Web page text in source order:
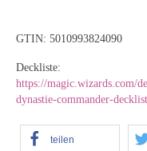
GTIN: 5010993824090
Deckliste:
https://magic.wizards.com/
dynastie-commander-
teilen